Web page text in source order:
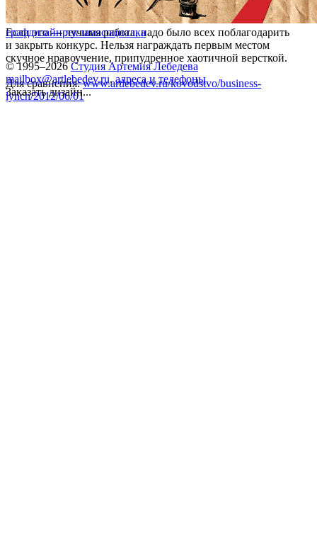
Если это — лучшая работа, надо было всех поблагодарить
и закрыть конкурс. Нельзя награждать первым местом
скучное нравоучение, припудренное хаотичной версткой.
Для сравнения:www.artlebedev.ru/kovodstvo/business-
lynch/2012/06/01
графдизайнрекламасоциалка
© 1995–2026 Студия Артемия Лебедева
mailbox@artlebedev.ru, адреса и телефоны
Заказать дизайн...